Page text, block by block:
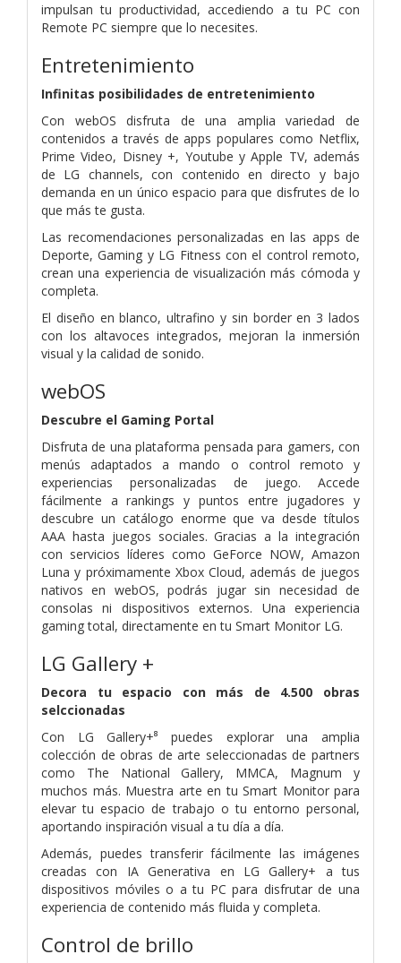
impulsan tu productividad, accediendo a tu PC con
Remote PC siempre que lo necesites.
Entretenimiento
Infinitas posibilidades de entretenimiento
Con webOS disfruta de una amplia variedad de
contenidos a través de apps populares como Netflix,
Prime Video, Disney +, Youtube y Apple TV, además
de LG channels, con contenido en directo y bajo
demanda en un único espacio para que disfrutes de lo
que más te gusta.
Las recomendaciones personalizadas en las apps de
Deporte, Gaming y LG Fitness con el control remoto,
crean una experiencia de visualización más cómoda y
completa.
El diseño en blanco, ultrafino y sin border en 3 lados
con los altavoces integrados, mejoran la inmersión
visual y la calidad de sonido.
webOS
Descubre el Gaming Portal
Disfruta de una plataforma pensada para gamers, con
menús adaptados a mando o control remoto y
experiencias personalizadas de juego. Accede
fácilmente a rankings y puntos entre jugadores y
descubre un catálogo enorme que va desde títulos
AAA hasta juegos sociales. Gracias a la integración
con servicios líderes como GeForce NOW, Amazon
Luna y próximamente Xbox Cloud, además de juegos
nativos en webOS, podrás jugar sin necesidad de
consolas ni dispositivos externos. Una experiencia
gaming total, directamente en tu Smart Monitor LG.
LG Gallery +
Decora tu espacio con más de 4.500 obras
selccionadas
Con LG Gallery+⁸ puedes explorar una amplia
colección de obras de arte seleccionadas de partners
como The National Gallery, MMCA, Magnum y
muchos más. Muestra arte en tu Smart Monitor para
elevar tu espacio de trabajo o tu entorno personal,
aportando inspiración visual a tu día a día.
Además, puedes transferir fácilmente las imágenes
creadas con IA Generativa en LG Gallery+ a tus
dispositivos móviles o a tu PC para disfrutar de una
experiencia de contenido más fluida y completa.
Control de brillo